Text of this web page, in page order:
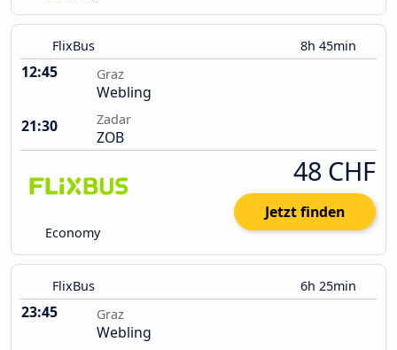
FlixBus 8h 45min
12:45 Graz
Webling
21:30
Zadar
ZOB
Economy
48 CHF
Jetzt finden
FlixBus 6h 25min
23:45 Graz
Webling